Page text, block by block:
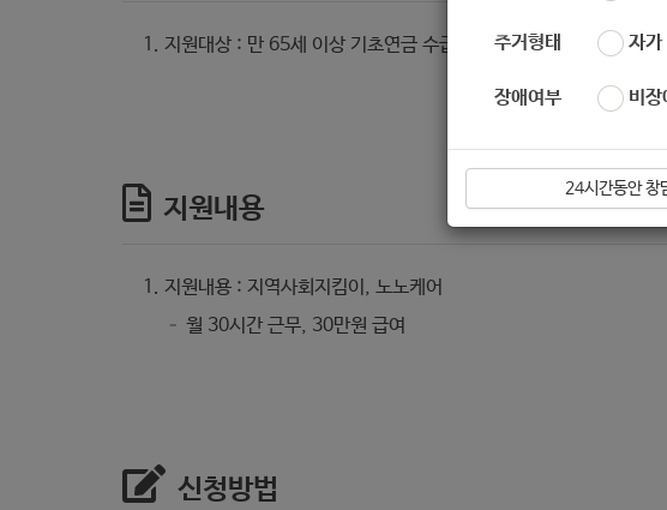
주거형태 자가
장애여부 비장
24시간동안 창
지원대상 : 만 65세 이상 기초연금 수급자 & 직역연금 수급자
지원내용
지원내용 : 지역사회지킴이, 노노케어
– 월 30시간 근무, 30만원 급여
신청방법